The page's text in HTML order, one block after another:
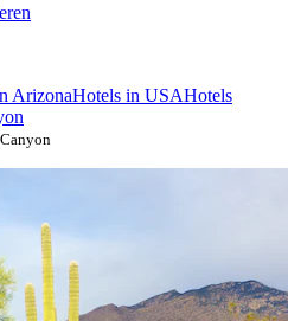
ArizonaHotels in USAHotels